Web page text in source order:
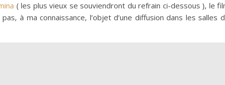
( les plus vieux se souviendront du refrain ci-dessous ), le
à ma connaissance, l’objet d’une diffusion dans les salles